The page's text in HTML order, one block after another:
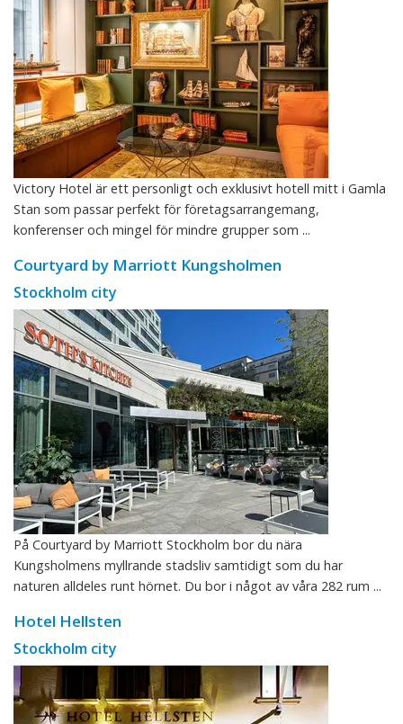
Victory Hotel är ett personligt och exklusivt hotell mitt i Gamla
Stan som passar perfekt för företagsarrangemang,
konferenser och mingel för mindre grupper som ...
Courtyard by Marriott Kungsholmen
Stockholm city
På Courtyard by Marriott Stockholm bor du nära
Kungsholmens myllrande stadsliv samtidigt som du har
naturen alldeles runt hörnet. Du bor i något av våra 282 rum ...
Hotel Hellsten
Stockholm city